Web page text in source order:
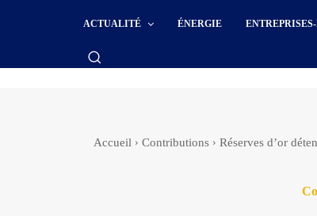
ACTUALITÉ ÉNERGIE
Accueil Contributions Réserves d’or